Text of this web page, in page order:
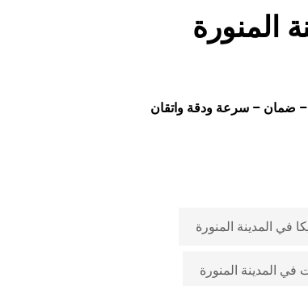
المنورة
– ضمان – سرعة ودقة واتقان
في المدينة المنورة
المدينة المنورة